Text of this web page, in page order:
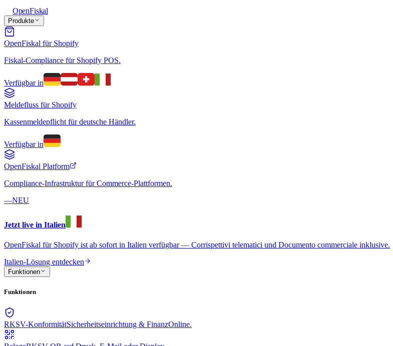
OpenFiskal
Produkte
OpenFiskal für Shopify
Fiskal-Compliance für Shopify POS.
Verfügbar in
Meldefluss für Shopify
Kassenmeldepflicht für deutsche Händler.
Verfügbar in
OpenFiskal Platform
Compliance-Infrastruktur für Commerce-Plattformen.
—NEU
Jetzt live in Italien
OpenFiskal für Shopify ist ab sofort in Italien verfügbar — Corrispettivi telematici und Documento commerciale inklusive.
Italien-Lösung entdecken
Funktionen
Funktionen
RKSV-KonformitätSicherheitseinrichtung & FinanzOnline.